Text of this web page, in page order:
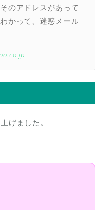
のアドレスがあって
かって、迷惑メール
げました。